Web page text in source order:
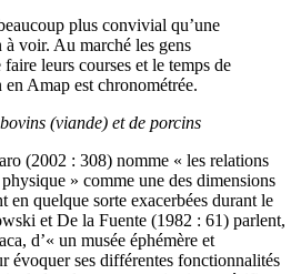
plus convivial qu’une
à voir. Au marché les gens
leurs courses et le temps de
Amap est chronométrée.
(viande) et de porcins
(2002 : 308) nomme « les relations
» comme une des dimensions
en quelque sorte exacerbées durant le
et De la Fuente (1982 : 61) parlent,
d’« un musée éphémère et
évoquer ses différentes fonctionnalités